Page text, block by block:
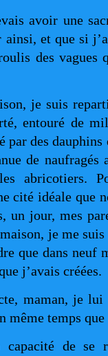
avoir une
et que si
des vagues
je suis
entouré de
par des
de naufragés
abricotiers.
cité idéale que
un jour, mes
je me suis
que dans neuf
j’avais créées.
maman, je lui
même temps
de se